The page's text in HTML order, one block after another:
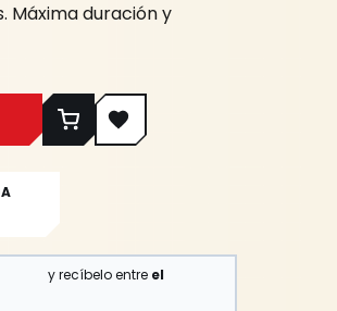
Máxima duración y
y recíbelo entre el